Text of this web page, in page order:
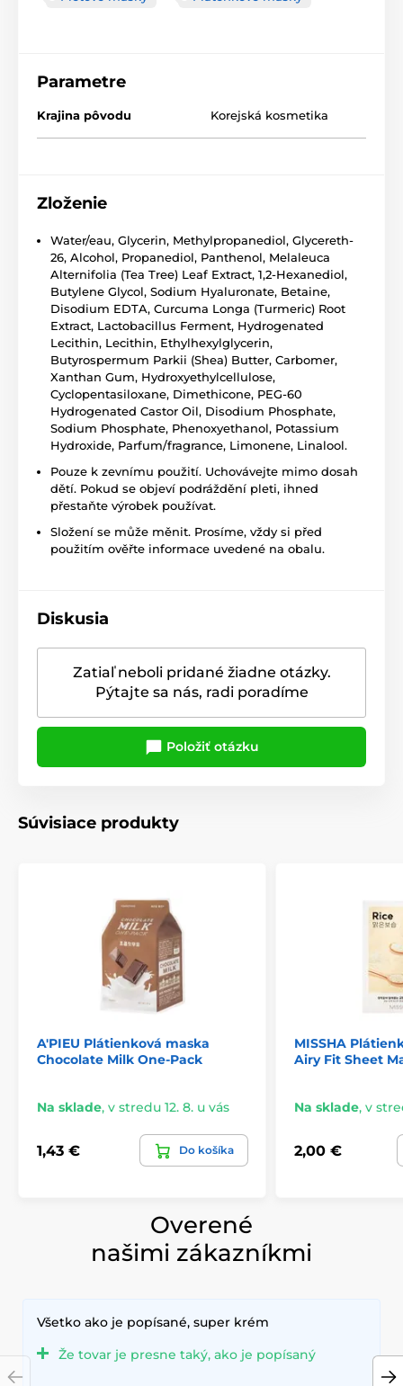
Parametre
Krajina pôvodu Korejská kosmetika
Zloženie
Water/eau, Glycerin, Methylpropanediol, Glycereth-
26, Alcohol, Propanediol, Panthenol, Melaleuca
Alternifolia (Tea Tree) Leaf Extract, 1,2-Hexanediol,
Butylene Glycol, Sodium Hyaluronate, Betaine,
Disodium EDTA, Curcuma Longa (Turmeric) Root
Extract, Lactobacillus Ferment, Hydrogenated
Lecithin, Lecithin, Ethylhexylglycerin,
Butyrospermum Parkii (Shea) Butter, Carbomer,
Xanthan Gum, Hydroxyethylcellulose,
Cyclopentasiloxane, Dimethicone, PEG-60
Hydrogenated Castor Oil, Disodium Phosphate,
Sodium Phosphate, Phenoxyethanol, Potassium
Hydroxide, Parfum/fragrance, Limonene, Linalool.
Pouze k zevnímu použití. Uchovávejte mimo dosah
dětí. Pokud se objeví podráždění pleti, ihned
přestaňte výrobek používat.
Složení se může měnit. Prosíme, vždy si před
použitím ověřte informace uvedené na obalu.
Diskusia
Zatiaľ neboli pridané žiadne otázky.
Pýtajte sa nás, radi poradíme
Položiť otázku
Súvisiace produkty
A'PIEU Plátienková maska
Chocolate Milk One-Pack
Na sklade, v stredu 12. 8. u vás
1,43 € Do košíka
MISSHA
Airy Fit Sheet
Na sklade, v
2,00 €
Overené
našimi zákazníkmi
Všetko ako je popísané, super krém
Že tovar je presne taký, ako je popísaný